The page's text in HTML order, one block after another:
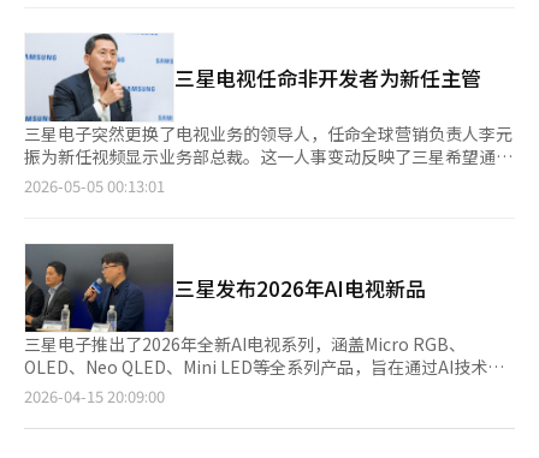
程度还得益于其无需像OTT那样考虑观看内容的复杂性，用户可以
像传统电视一样轻松切换频道观看，这种‘放松观看’的消费趋势
也在推动FAST的流行。根据媒体科技公司Amagi发布的全球FAST
报告，截至去年1月，亚太地区的FAST频道观看时间同比增长
132%。北美（98%）和欧洲（83%）紧随其后，广告曝光量也增
长了130%。然而，韩国的FAST市场仍未进入增长阶段。由于
IPTV基础设施已经非常完善，用户可以通过互联网捆绑产品以极
低的价格观看数百个实时频道。此外，韩国的有线电视费用显著低
小的市场空间。成信女子大学文化产业艺术学系教授金正燮表
示：“韩国业界在FAST原创内容投资方面仍然偏重于通过硬件实
现差异化战略，应该支持人工智能（AI）智能电视等高端电视的普
及，以缩小观众之间的FAST差距，并将一定比例的收入再投资于
FAST内容。”※ 本报道经人工智能（AI）系统翻译与编辑。
自2021年以来，三星电子已向澳大利亚Tempo、土耳其
Artımaça和中国HKC等公司提供Tizen，今年计划将供应规模扩
大至去年的10倍以上。特别是，供应对象将从单一电视制造商扩展
到制造商开发生产（ODM）公司，以迅速占领电视操作系统生态
圈。新成立的TF和电视Plus集团均直接归李元镇领导，接受直接
汇报。这反映了李元镇希望摆脱以硬件开发为中心的决策结构，将
软件和平台作为事业部新的核心控制塔的决心。李元镇正在要求进
行大胆的创新，以克服电视业务的危机。他在前一天的就职演讲中
础占据客户时间的平台公司，竞争对手的范围正在全面扩大。我们
必须重新定义业务本质，毫无畏惧地挑战，为三星电视的新20年做
好准备。”对于此次组织重组，员工反应不一。作为营销平台服务
专家的李元镇被寄予厚望，期待他能在停滞的电视市场中找到新的
突破口，但也有员工对业绩优先可能带来的强烈人事变动感到紧
张。一名三星电子员工在职场匿名社区中表示：“现在，获得服务
业务团队的确认比开发部门更重要，氛围确实在向优先考虑平台收
益指标而非不必要的报告格式转变。”※ 本报道经人工智能（AI）
通知销售停止，并向当地分销渠道和合作伙伴传达了这一政策。伴
随销售停止，预计将进行当地人力资源调整和组织重组。国内电视
业务也在经历变革。最近，李元镇被任命为视频显示（VD）事业
部部长。他曾成功推出基于广告的免费流媒体服务“三星电视
+”等平台业务。三星电子表示，组织的重点在于增强平台能力，
计划从单纯的制造转向以服务为中心的业务模式。移动业务同样面
临挑战。三星电子2026年第一季度移动体验（MX）和网络
（NW）部门的合并营业利润为2.8万亿韩元，同比下降34.88%。
上涨，因此盈利管理变得尤为重要。尽管面临困难，三星计划持续
提升Galaxy S系列和折叠产品，推动人工智能（AI）功能的创新，
并准备在下半年推出智能眼镜，进一步提升无线耳机和Galaxy
Watch等产品的功能，扩大高端产品的比例。特别是在中国，虽然
停止了家电销售，但移动业务将继续进行。三星将持续推出符合当
地市场的智能手机，如“心系天下”（Galaxy W系列），并致力
于推广Galaxy AI功能。然而，能否在与华为、小米等本土强者的
竞争中实现反弹仍然不确定。在持续低迷的网络部门，将进行人事
改革和技术投资。2024年，网络部门约700名员工将被调往其他部
三星电视任命非开发者为新任主管
三星电子突然更换了电视业务的领导人，任命全球营销负责人李元
振为新任视频显示业务部总裁。这一人事变动反映了三星希望通过
转向内容和服务来应对全球电视市场需求停滞和盈利能力下降的挑
年加入三星后，他推动了三星电视Plus和三星艺术商店等服务的全
球成功。 三星电子表示，去年第四季度电视业务亏损约6000亿韩
元，今年第一季度勉强实现2000亿韩元的盈利。尽管自2006年以
来一直在全球市场保持领先，但面临中国厂商的激烈竞争，尤其是
在液晶显示器和OLED等高附加值产品领域。 业内人士指出，全球
电视市场已进入成熟期，三星正通过加强软件竞争力，将电视重新
定义为以内容和广告收益为中心的平台，以实现可持续增长。
2026-05-05 00:13:01
三星发布2026年AI电视新品
三星电子推出了2026年全新AI电视系列，涵盖Micro RGB、
OLED、Neo QLED、Mini LED等全系列产品，旨在通过AI技术引
领全球电视市场。 三星在“首尔2026”发布会上展示了这些新
年轻消费者。 用锡宇表示，今年的电视系列将以更强大的AI功能为
2026-04-15 20:09:00
页